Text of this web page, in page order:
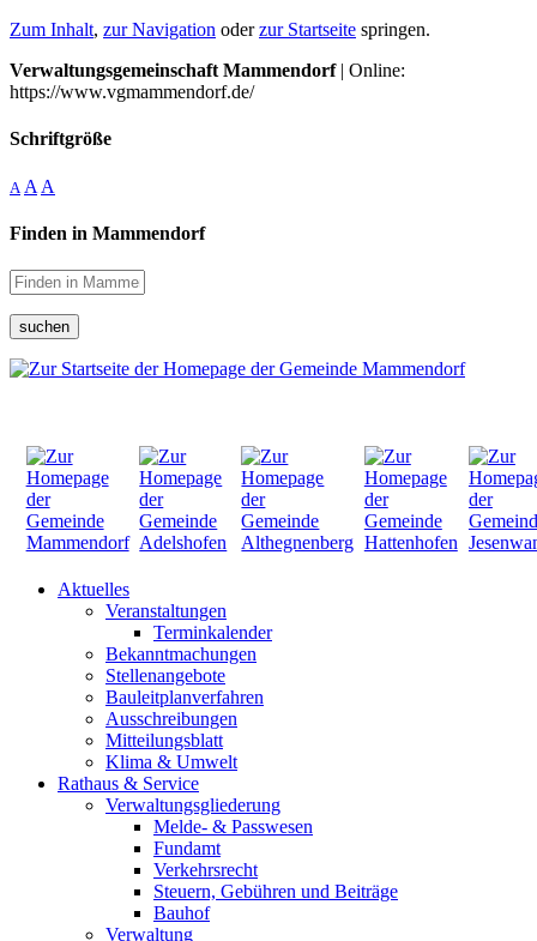
Zum Inhalt, zur Navigation oderzur Startseite springen.
Verwaltungsgemeinschaft Mammendorf| Online:
https://www.vgmammendorf.de/
Schriftgröße
A A A
Finden in Mammendorf
suchen
Aktuelles
Veranstaltungen
Terminkalender
Bekanntmachungen
Stellenangebote
Bauleitplanverfahren
Ausschreibungen
Mitteilungsblatt
Klima & Umwelt
Rathaus & Service
Verwaltungsgliederung
Melde- & Passwesen
Fundamt
Verkehrsrecht
Steuern, Gebühren und Beiträge
Bauhof
Verwaltung